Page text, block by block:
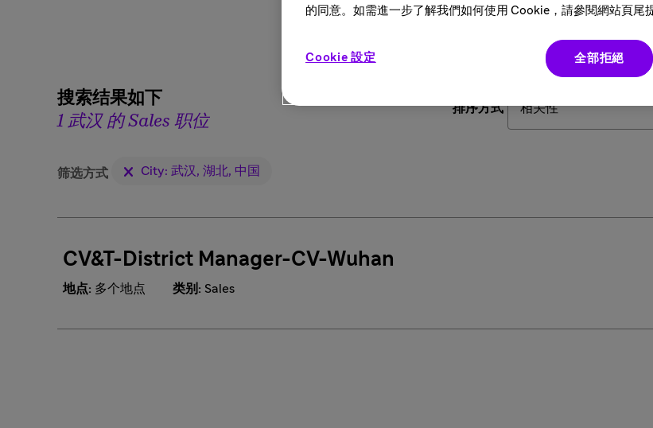
排序方式
搜索结果如下
1 武汉 的 Sales 职位
筛选方式 City: 武汉, 湖北, 中国
CV&T-District Manager-CV-Wuhan
地点: 多个地点 类别: Sales
的同意。如需進一步了解我們如何使用 Cookie，請參閱網站頁尾
Cookie 設定 全部拒絕